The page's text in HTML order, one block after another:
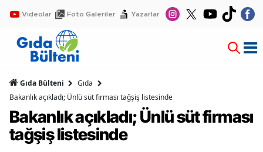
Videolar Foto Galeriler Yazarlar
Gıda Bülteni
Gıda
Bakanlık açıkladı; Ünlü süt firması tağşiş listesinde
Bakanlık açıkladı; Ünlü süt firması
tağşiş listesinde